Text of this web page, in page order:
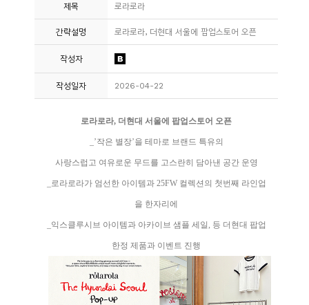
제목 로라로라
간략설명 로라로라, 더현대 서울에 팝업스토어 오픈
작성자
작성일자 2026-04-22
로라로라, 더현대 서울에 팝업스토어 오픈
_’작은 별장’을 테마로 브랜드 특유의
사랑스럽고 여유로운 무드를 고스란히 담아낸 공간 운영
_로라로라가 엄선한 아이템과 25FW 컬렉션의 첫번째 라인업
을 한자리에
_익스클루시브 아이템과 아카이브 샘플 세일, 등 더현대 팝업
한정 제품과 이벤트 진행
PROJECT
MEDIA
CONTACT